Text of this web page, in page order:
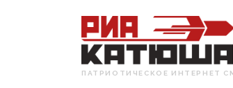
ПАТРИОТИЧЕСКОЕ ИНТЕРНЕТ